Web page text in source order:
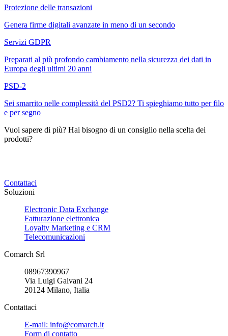
Protezione delle transazioni
Genera firme digitali avanzate in meno di un secondo
Servizi GDPR
Preparati al più profondo cambiamento nella sicurezza dei dati in
Europa degli ultimi 20 anni
PSD-2
Sei smarrito nelle complessità del PSD2? Ti spieghiamo tutto per filo
e per segno
Vuoi sapere di più? Hai bisogno di un consiglio nella scelta dei
prodotti?
Contattaci
Soluzioni
Electronic Data Exchange
Fatturazione elettronica
Loyalty Marketing e CRM
Telecomunicazioni
Comarch Srl
08967390967
Via Luigi Galvani 24
20124 Milano, Italia
Contattaci
E-mail: info@comarch.it
Form di contatto